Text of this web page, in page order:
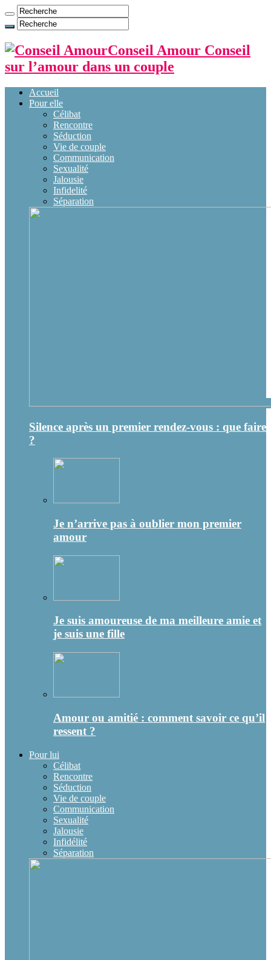
Conseil Amour Conseil
sur l’amour dans un couple
Accueil
Pour elle
Célibat
Rencontre
Séduction
Vie de couple
Communication
Sexualité
Jalousie
Infidelité
Séparation
Silence après un premier rendez-vous : que faire
?
Je n’arrive pas à oublier mon premier
amour
Je suis amoureuse de ma meilleure amie et
je suis une fille
Amour ou amitié : comment savoir ce qu’il
ressent ?
Pour lui
Célibat
Rencontre
Séduction
Vie de couple
Communication
Sexualité
Jalousie
Infidélité
Séparation